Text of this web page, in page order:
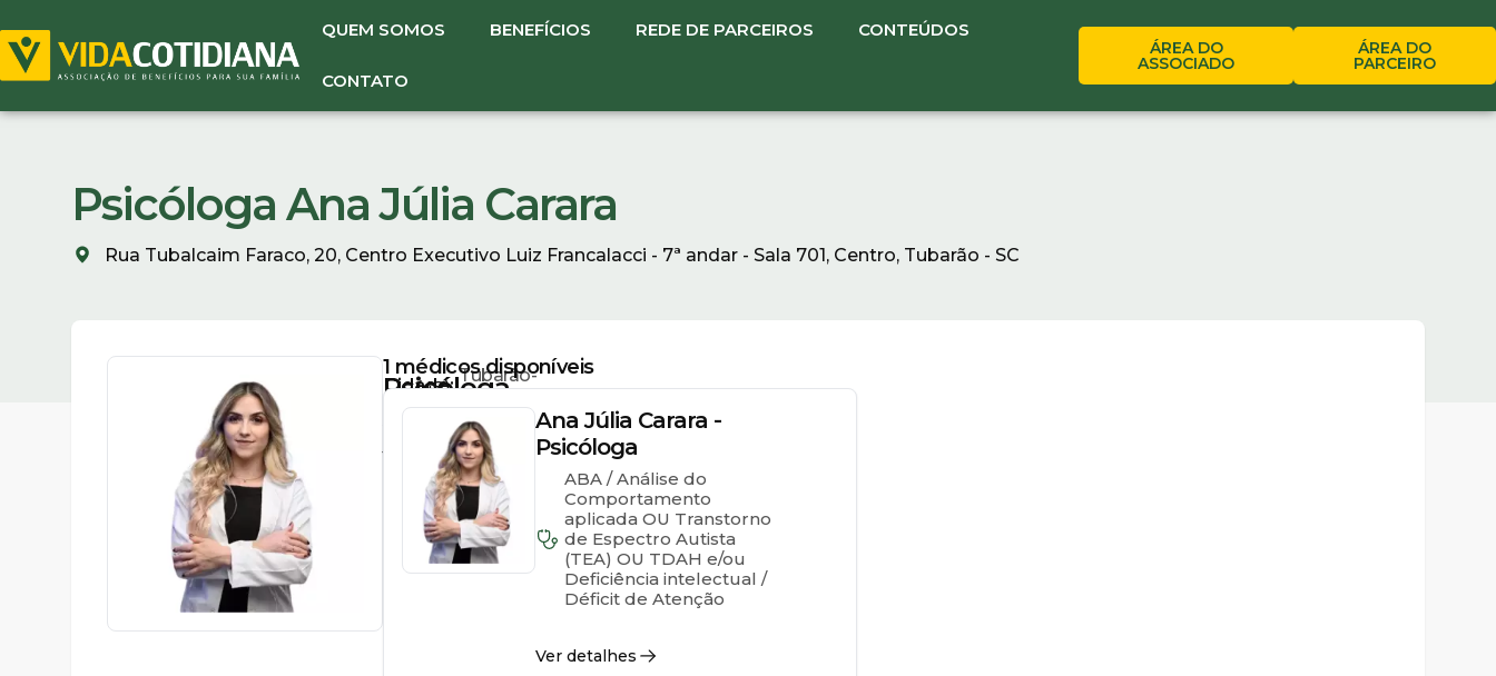
QUEM SOMOS BENEFÍCIOS REDE DE PARCEIROS CONTEÚDOS
CONTATO
ÁREA DO
ASSOCIADO
ÁREA DO
PARCEIRO
Psicóloga Ana Júlia Carara
Rua Tubalcaim Faraco, 20, Centro Executivo Luiz Francalacci - 7ª andar - Sala 701, Centro, Tubarão - SC
Psicóloga
Ana
Carara
Cidade:Tubarão-
SC
(48)
99824-
7561
(48)
99824-
7561
1 médicos disponíveis
Ana Júlia Carara -
Psicóloga
ABA / Análise do
Comportamento
aplicada OU Transtorno
de Espectro Autista
(TEA) OU TDAH e/ou
Deficiência intelectual /
Déficit de Atenção
Ver detalhes